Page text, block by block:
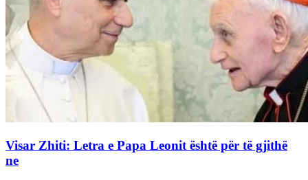
Visar Zhiti: Letra e Papa Leonit është për të gjithë
ne